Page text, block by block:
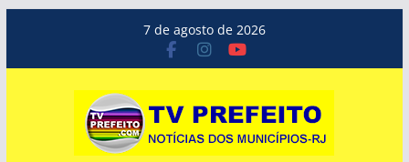
o
7 de agosto de 2026